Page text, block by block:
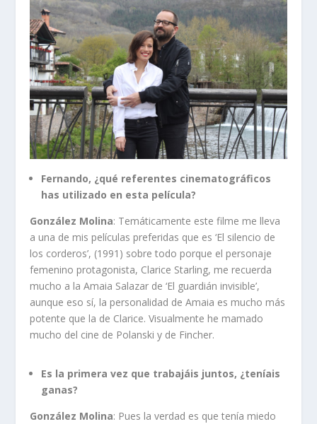
Fernando, ¿qué referentes cinematográficos
has utilizado en esta película?
González Molina: Temáticamente este filme me lleva
a una de mis películas preferidas que es ‘El silencio de
los corderos’, (1991) sobre todo porque el personaje
femenino protagonista, Clarice Starling, me recuerda
mucho a la Amaia Salazar de ‘El guardián invisible’,
aunque eso sí, la personalidad de Amaia es mucho más
potente que la de Clarice. Visualmente he mamado
mucho del cine de Polanski y de Fincher.
Es la primera vez que trabajáis juntos, ¿teníais
ganas?
González Molina: Pues la verdad es que tenía miedo